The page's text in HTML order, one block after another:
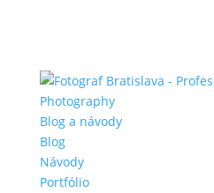
Blog a návody
Blog
Návody
Portfólio